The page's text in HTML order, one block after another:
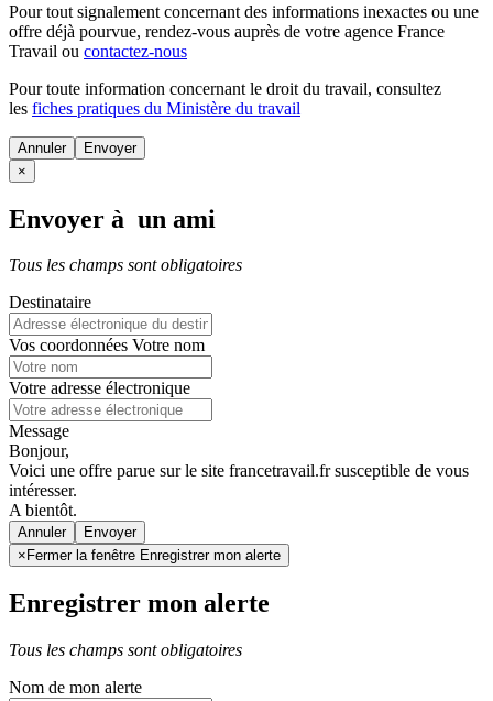
Pour tout signalement concernant des informations inexactes ou une
offre déjà pourvue, rendez-vous auprès de votre agence France
Travail ou contactez-nous
Pour toute information concernant le droit du travail, consultez
les fiches pratiques du Ministère du travail
Annuler
×
Envoyer à un ami
Tous les champs sont obligatoires
Destinataire
Vos coordonnées Votre nom
Votre adresse électronique
Message
Bonjour,
Voici une offre parue sur le site francetravail.fr susceptible de vous
intéresser.
A bientôt.
Annuler
× Fermer la fenêtre Enregistrer mon alerte
Enregistrer mon alerte
Tous les champs sont obligatoires
Nom de mon alerte